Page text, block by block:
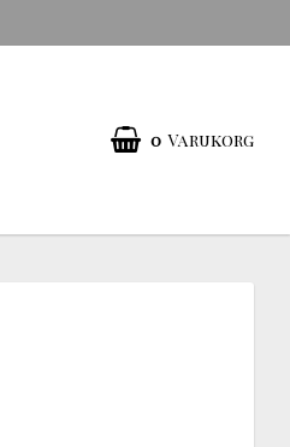
0 Varukorg